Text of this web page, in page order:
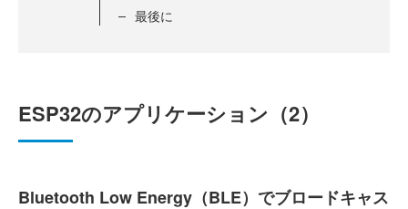
最後に
ESP32のアプリケーション（2）
Bluetooth Low Energy（BLE）でブロードキャス